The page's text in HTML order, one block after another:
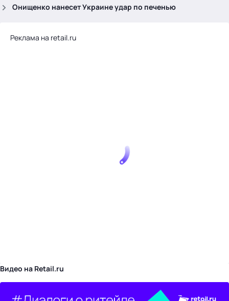
Онищенко нанесет Украине удар по печенью
Реклама на retail.ru
Видео на Retail.ru